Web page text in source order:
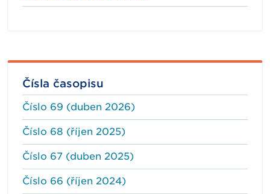
Čísla časopisu
Číslo 69 (duben 2026)
Číslo 68 (říjen 2025)
Číslo 67 (duben 2025)
Číslo 66 (říjen 2024)